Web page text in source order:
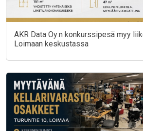
AKR Data Oy:n konkurssipesä myy
Loimaan keskustassa